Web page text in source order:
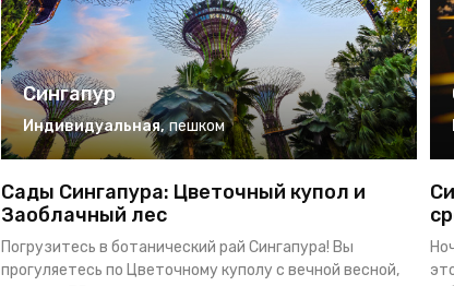
Сингапур
Индивидуальная, пешком
Сады Сингапура: Цветочный купол и
Заоблачный лес
Погрузитесь в ботанический рай Сингапура! Вы
прогуляетесь по Цветочному куполу с вечной весной,